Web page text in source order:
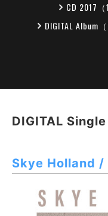
CD 2017（
DIGITAL Album（
DIGITAL Single
Skye Holland /